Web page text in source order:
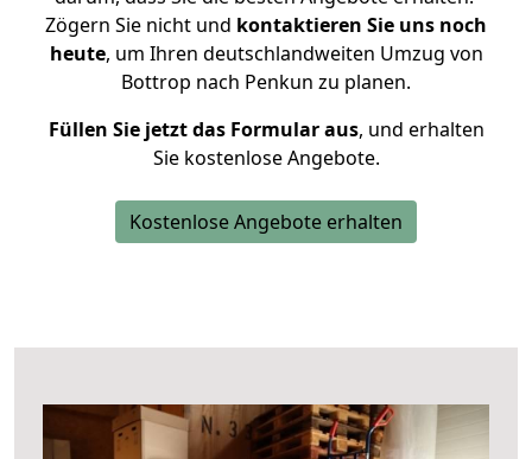
Zögern Sie nicht und kontaktieren Sie uns noch
heute, um Ihren deutschlandweiten Umzug von
Bottrop nach Penkun zu planen.
Füllen Sie jetzt das Formular aus, und erhalten
Sie kostenlose Angebote.
Kostenlose Angebote erhalten